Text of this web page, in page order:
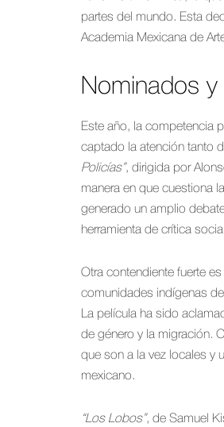
partes del mundo. Esta
Academia Mexicana de
Nominados
Este año, la competencia
captado la atención tanto
Policías”, dirigida por
manera en que cuestiona
generado un amplio
herramienta de crítica
Otra contendiente fuerte es
comunidades indígenas
La película ha sido
de género y la migración.
que son a la vez locales y
mexicano.
“Los Lobos”, de Samuel